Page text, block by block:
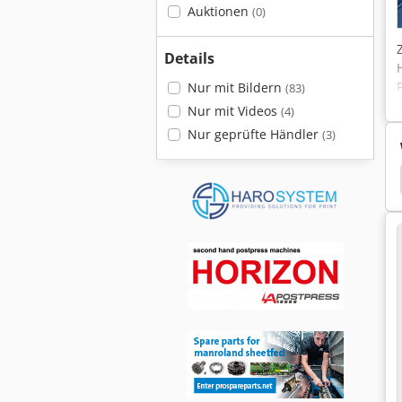
Auktionen (0)
Details
Nur mit Bildern (83)
Nur mit Videos (4)
Nur geprüfte Händler (3)
Fischer Porter Durchflussmesser